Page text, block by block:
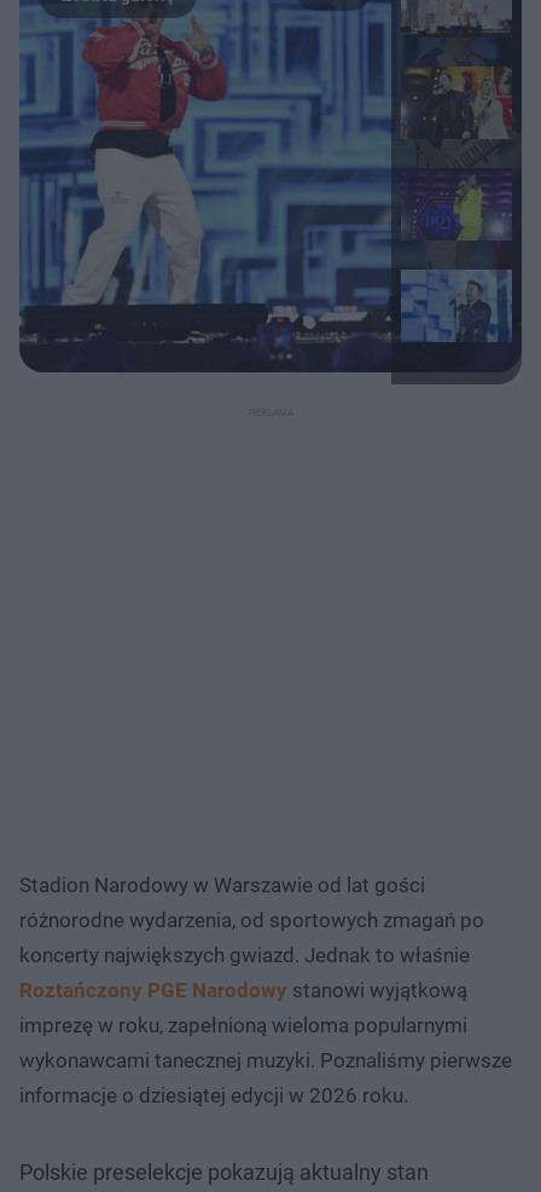
Stadion Narodowy w Warszawie od lat gości
różnorodne wydarzenia, od sportowych zmagań po
koncerty największych gwiazd. Jednak to właśnie
Roztańczony PGE Narodowy stanowi wyjątkową
imprezę w roku, zapełnioną wieloma popularnymi
wykonawcami tanecznej muzyki. Poznaliśmy pierwsze
informacje o dziesiątej edycji w 2026 roku.
Polskie preselekcje pokazują aktualny stan